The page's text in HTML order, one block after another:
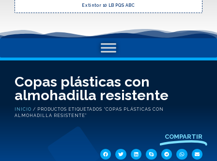
Extintor 10 LB PQS ABC
Copas plásticas con
almohadilla resistente
INICIO / PRODUCTOS ETIQUETADOS “COPAS PLÁSTICAS CON
ALMOHADILLA RESISTENTE”
COMPARTIR